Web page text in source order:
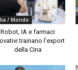
/ Mondo
Robot, IA e farmaci
trainano l’export
della Cina